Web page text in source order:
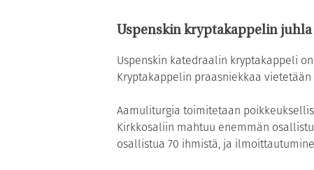
Uspenskin kryptakappelin
Uspenskin katedraalin kryptakappeli
Kryptakappelin praasniekkaa vietetään
Aamuliturgia toimitetaan
Kirkkosaliin mahtuu enemmän
osallistua 70 ihmistä, ja